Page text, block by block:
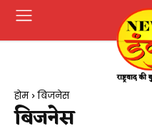
होम बिजनेस
बिजनेस